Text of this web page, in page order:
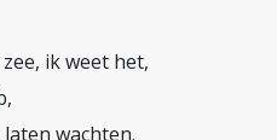
ik weet het,
wachten.